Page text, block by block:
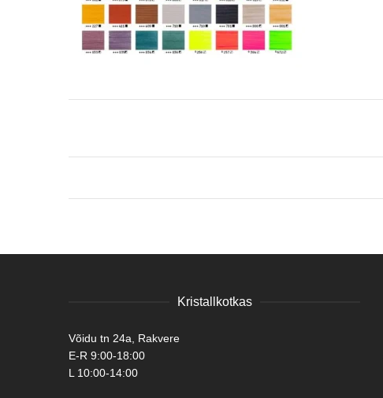
Kristallkotkas
Võidu tn 24a, Rakvere
E-R 9:00-18:00
L 10:00-14:00